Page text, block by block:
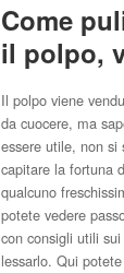
Come
il polpo,
Il polpo viene
da cuocere, ma
essere utile, non si
capitare la fortuna
qualcuno
potete vedere
con consigli utili
lessarlo. Qui